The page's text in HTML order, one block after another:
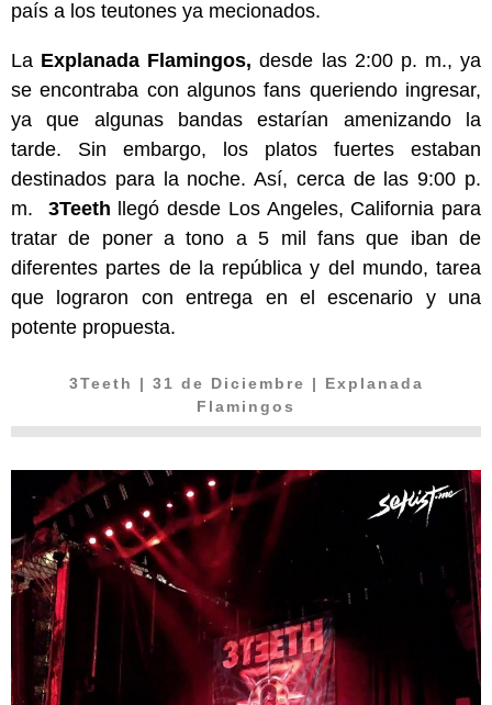
país a los teutones ya mecionados.
La Explanada Flamingos,desde las 2:00 p. m., ya
se encontraba con algunos fans queriendo ingresar,
ya que algunas bandas estarían amenizando la
tarde. Sin embargo, los platos fuertes estaban
destinados para la noche. Así, cerca de las 9:00 p.
m. 3Teeth llegó desde Los Angeles, California para
tratar de poner a tono a 5 mil fans que iban de
diferentes partes de la república y del mundo, tarea
que lograron con entrega en el escenario y una
potente propuesta.
3Teeth | 31 de Diciembre | Explanada
Flamingos